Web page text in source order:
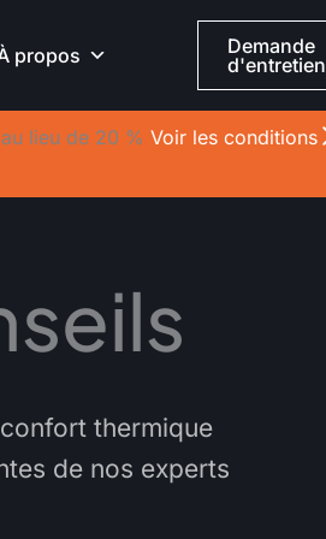
propos
Demande
d'entretien
au lieu de 20 % Voir les conditions
thermique
de nos experts